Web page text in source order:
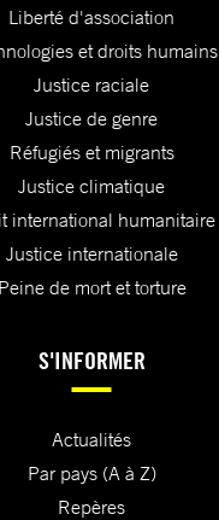
Liberté d'association
et droits humains
Justice raciale
Justice de genre
Réfugiés et migrants
Justice climatique
international humanitaire
Justice internationale
Peine de mort et torture
S'INFORMER
Actualités
Par pays (A à Z)
Repères